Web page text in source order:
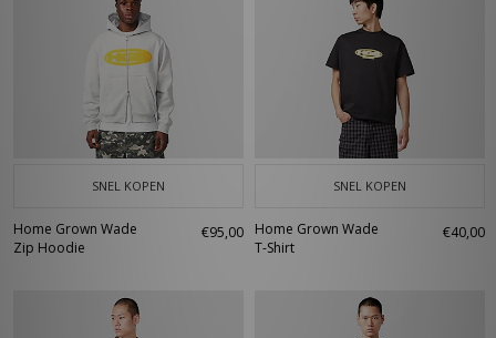
SNEL KOPEN
Home Grown Wade
Zip Hoodie
€95,00
SNEL KOPEN
Home Grown Wade
T-Shirt
€40,00